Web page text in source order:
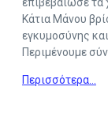
επιβεβαίωσε τα
Κάτια Μάνου
εγκυμοσύνης
Περιμένουμε
Περισσότερα…